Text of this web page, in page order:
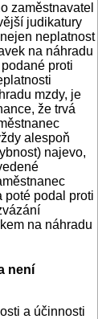
zaměstnavatel
judikatury
neplatnost
na náhradu
proti
mzdy, je
že trvá
alespoň
najevo,
poté podal proti
na náhradu
není
a účinnosti